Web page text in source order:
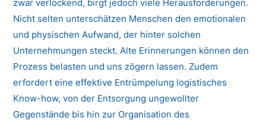
zwar verlockend, birgt jedoch viele Herausforderungen.
Nicht selten unterschätzen Menschen den emotionalen
und physischen Aufwand, der hinter solchen
Unternehmungen steckt. Alte Erinnerungen können den
Prozess belasten und uns zögern lassen. Zudem
erfordert eine effektive Entrümpelung logistisches
Know-how, von der Entsorgung ungewollter
Gegenstände bis hin zur Organisation des